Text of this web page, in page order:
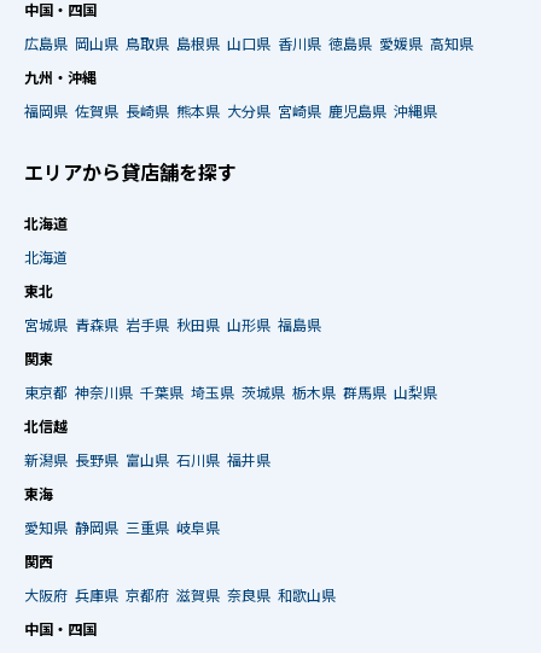
中国・四国
広島県 岡山県 鳥取県 島根県 山口県 香川県 徳島県 愛媛県 高知県
九州・沖縄
福岡県 佐賀県 長崎県 熊本県 大分県 宮崎県 鹿児島県 沖縄県
エリアから貸店舗を探す
北海道
北海道
東北
宮城県 青森県 岩手県 秋田県 山形県 福島県
関東
東京都 神奈川県 千葉県 埼玉県 茨城県 栃木県 群馬県 山梨県
北信越
新潟県 長野県 富山県 石川県 福井県
東海
愛知県 静岡県 三重県 岐阜県
関西
大阪府 兵庫県 京都府 滋賀県 奈良県 和歌山県
中国・四国